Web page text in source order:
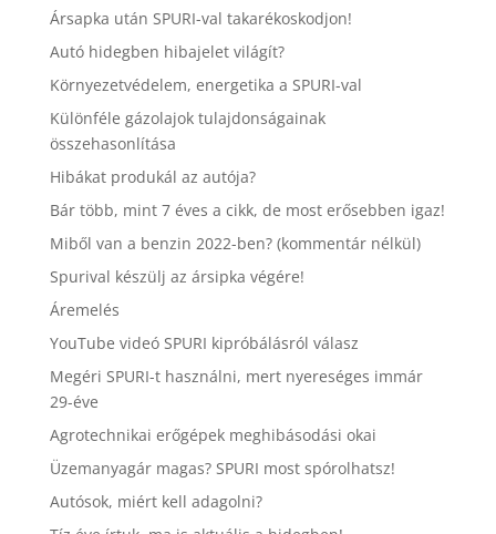
Ársapka után SPURI-val takarékoskodjon!
Autó hidegben hibajelet világít?
Környezetvédelem, energetika a SPURI-val
Különféle gázolajok tulajdonságainak
összehasonlítása
Hibákat produkál az autója?
Bár több, mint 7 éves a cikk, de most erősebben igaz!
Miből van a benzin 2022-ben? (kommentár nélkül)
Spurival készülj az ársipka végére!
Áremelés
YouTube videó SPURI kipróbálásról válasz
Megéri SPURI-t használni, mert nyereséges immár
29-éve
Agrotechnikai erőgépek meghibásodási okai
Üzemanyagár magas? SPURI most spórolhatsz!
Autósok, miért kell adagolni?